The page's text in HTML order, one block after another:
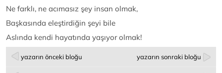
Ne farklı, ne acımasız şey insan olmak,
Başkasında eleştirdiğin şeyi bile
Aslında kendi hayatında yaşıyor olmak!
yazarın önceki bloğu yazarın sonraki bloğu